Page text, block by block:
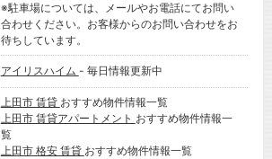
※駐車場については、メールやお電話にてお問い
合わせください。お客様からのお問い合わせをお
待ちしています。
アイリスハイム - 毎日情報更新中
上田市 賃貸 おすすめ物件情報一覧
上田市 賃貸アパートメント おすすめ物件情報一
覧
上田市 格安 賃貸 おすすめ物件情報一覧